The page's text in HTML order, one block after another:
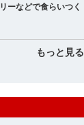
ーなどで食らいつく
もっと見る